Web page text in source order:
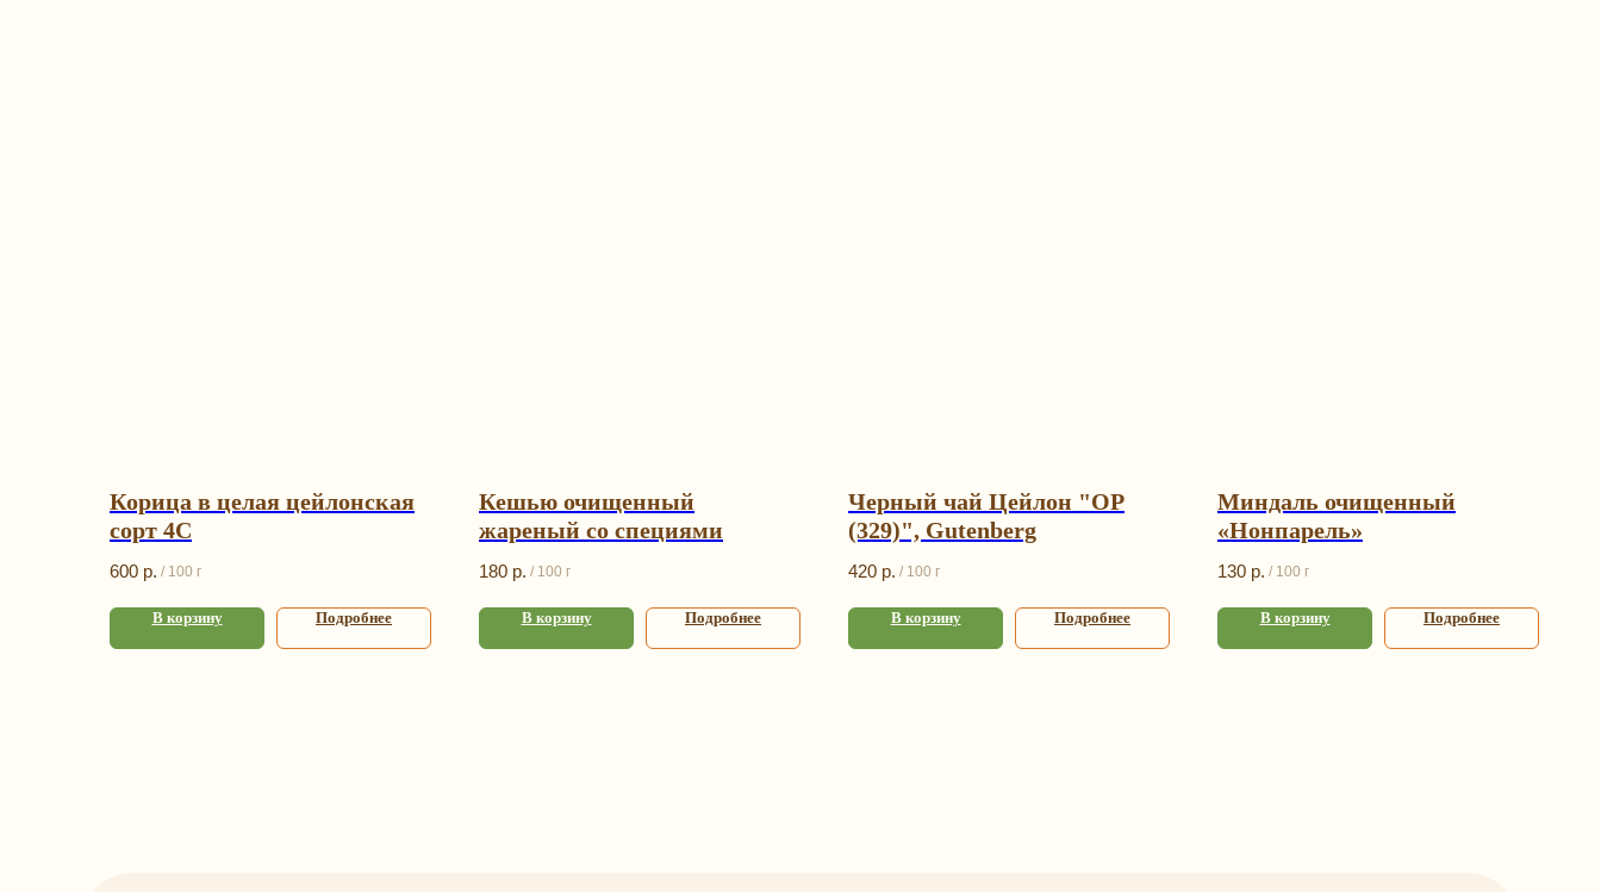
Корица в целая цейлонская
сорт 4С
600 р. / 100 г
Подробнее
В корзину
Кешью очищенный
жареный со специями
180 р. / 100 г
Подробнее
В корзину
Черный чай Цейлон "ОР
(329)", Gutenberg
420 р. / 100 г
Подробнее
В корзину
Миндаль очищенный
«Нонпарель»
130 р. / 100 г
Подробнее
В корзину